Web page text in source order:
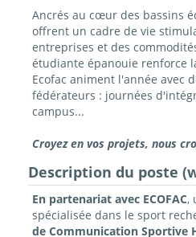
Ancrés au cœur des bassins
offrent un cadre de vie
entreprises et des
étudiante épanouie renforce
Ecofac animent l'année avec
fédérateurs : journées
campus...
Croyez en vos projets, nous
Description du poste
En partenariat avec ECOFAC,
spécialisée dans le sport
de Communication Sportive